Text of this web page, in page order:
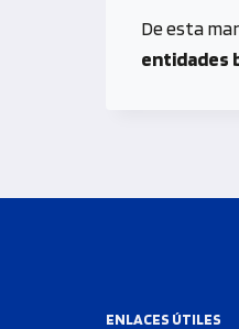
De esta
entidades
ENLACES ÚTILES